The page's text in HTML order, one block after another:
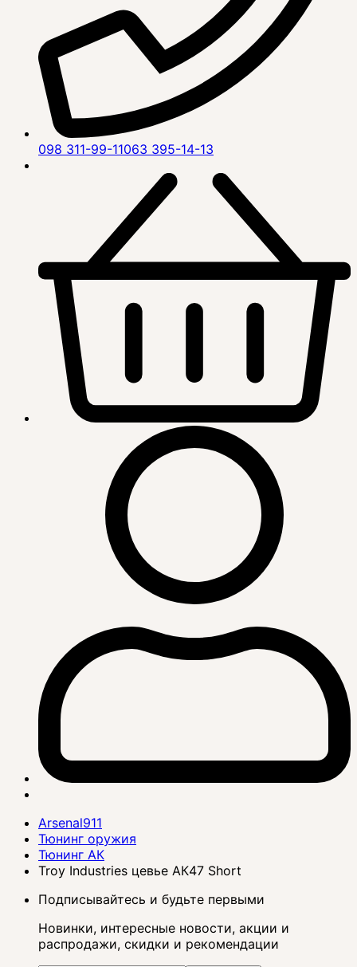
098 311-99-11063 395-14-13
Arsenal911
Тюнинг оружия
Тюнинг АК
Troy Industries цевье АК47 Short
Подписывайтесь и будьте первыми
Новинки, интересные новости, акции и
распродажи, скидки и рекомендации